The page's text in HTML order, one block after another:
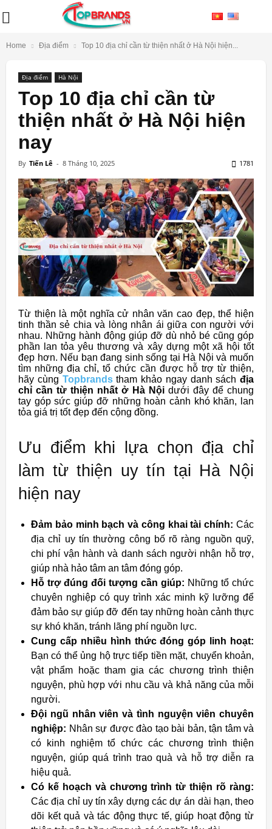
Home Địa điểm Top 10 địa chỉ cần từ thiện nhất ở Hà Nội hiện...
Địa điểm Hà Nội
Top 10 địa chỉ cần từ
thiện nhất ở Hà Nội hiện
nay
By Tiến Lê - 8 Tháng 10, 2025 1781
Từ thiện là một nghĩa cử nhân văn cao đẹp, thể hiện
tinh thần sẻ chia và lòng nhân ái giữa con người với
nhau. Những hành động giúp đỡ dù nhỏ bé cũng góp
phần lan tỏa yêu thương và xây dựng một xã hội tốt
đẹp hơn. Nếu bạn đang sinh sống tại Hà Nội và muốn
tìm những địa chỉ, tổ chức cần được hỗ trợ từ thiện,
hãy cùng Topbrands tham khảo ngay danh sách địa
chỉ cần từ thiện nhất ở Hà Nộidưới đây để chung
tay góp sức giúp đỡ những hoàn cảnh khó khăn, lan
tỏa giá trị tốt đẹp đến cộng đồng.
Ưu điểm khi lựa chọn địa chỉ
làm từ thiện uy tín tại Hà Nội
hiện nay
Đảm bảo minh bạch và công khai tài chính: Các
địa chỉ uy tín thường công bố rõ ràng nguồn quỹ,
chi phí vận hành và danh sách người nhận hỗ trợ,
giúp nhà hảo tâm an tâm đóng góp.
Hỗ trợ đúng đối tượng cần giúp: Những tổ chức
chuyên nghiệp có quy trình xác minh kỹ lưỡng để
đảm bảo sự giúp đỡ đến tay những hoàn cảnh thực
sự khó khăn, tránh lãng phí nguồn lực.
Cung cấp nhiều hình thức đóng góp linh hoạt:
Bạn có thể ủng hộ trực tiếp tiền mặt, chuyển khoản,
vật phẩm hoặc tham gia các chương trình thiện
nguyện, phù hợp với nhu cầu và khả năng của mỗi
người.
Đội ngũ nhân viên và tình nguyện viên chuyên
nghiệp: Nhân sự được đào tạo bài bản, tận tâm và
có kinh nghiệm tổ chức các chương trình thiện
nguyện, giúp quá trình trao quà và hỗ trợ diễn ra
hiệu quả.
Có kế hoạch và chương trình từ thiện rõ ràng:
Các địa chỉ uy tín xây dựng các dự án dài hạn, theo
dõi kết quả và tác động thực tế, giúp hoạt động từ